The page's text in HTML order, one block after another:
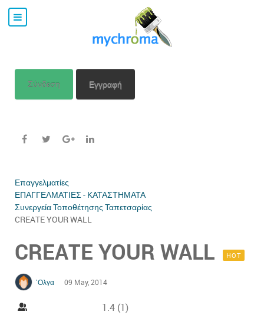
Σύνδεση Εγγραφή
Επαγγελματίες
ΕΠΑΓΓΕΛΜΑΤΙΕΣ - ΚΑΤΑΣΤΗΜΑΤΑ
Συνεργεία Τοποθέτησης Ταπετσαρίας
CREATE YOUR WALL
CREATE YOUR WALL HOT
΄Ολγα 09 May, 2014
1.4 (1)